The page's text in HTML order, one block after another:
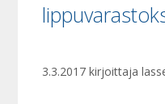
3.3.2017 kirjoittaja